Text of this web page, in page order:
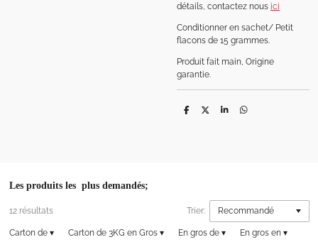
détails, contactez nous ici
Conditionner en sachet/ Petit
flacons de 15 grammes.
Produit fait main, Origine
garantie.
P
P
P
P
Les produits les plus demandés;
12 résultats Trier:
Carton de ▾ Carton de 3KG en Gros ▾ En gros de ▾ En gros en ▾